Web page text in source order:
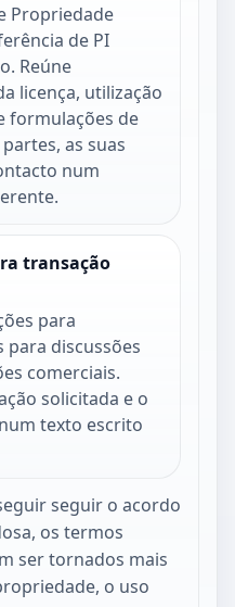
Propriedade
de PI
Reúne
licença, utilização
formulações de
as suas
num
transação
para
para discussões
comerciais.
solicitada e o
texto escrito
seguir o acordo
os termos
ser tornados mais
o uso